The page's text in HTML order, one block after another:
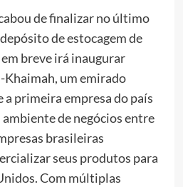
de finalizar no último
de estocagem de
breve irá inaugurar
Khaimah, um emirado
primeira empresa do país
de negócios entre
brasileiras
seus produtos para
Com múltiplas